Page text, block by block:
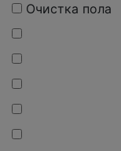
Очистка пола